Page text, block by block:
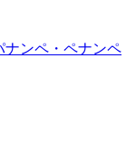
ナンペ・ペナンペ